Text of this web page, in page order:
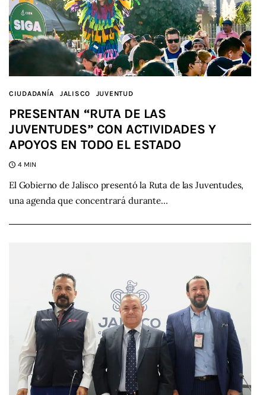
CIUDADANÍA JALISCO JUVENTUD
PRESENTAN “RUTA DE LAS
JUVENTUDES” CON ACTIVIDADES Y
APOYOS EN TODO EL ESTADO
4 MIN
El Gobierno de Jalisco presentó la Ruta de las Juventudes,
una agenda que concentrará durante…